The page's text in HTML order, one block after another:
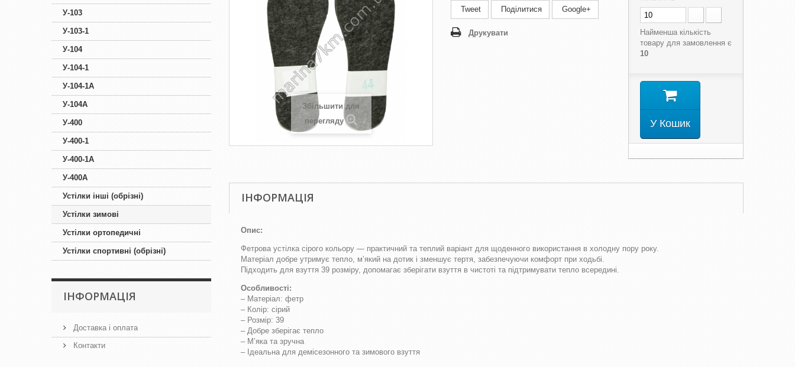
У-103
У-103-1
У-104
У-104-1
У-104-1А
У-104А
У-400
У-400-1
У-400-1А
У-400А
Устілки інші (обрізні)
Устілки зимові
Устілки ортопедичні
Устілки спортивні (обрізні)
IНФОРМАЦІЯ
Доставка і оплата
Контакти
Збільшити для
перегляду
Tweet Поділитися Google+
Друкувати
Найменша кількість
товару для замовлення є
10
У Кошик
ІНФОРМАЦІЯ
Опис:
Фетрова устілка сірого кольору — практичний та теплий варіант для щоденного використання в холодну пору року.
Матеріал добре утримує тепло, м’який на дотик і зменшує тертя, забезпечуючи комфорт при ходьбі.
Підходить для взуття 39 розміру, допомагає зберігати взуття в чистоті та підтримувати тепло всередині.
Особливості:
– Матеріал: фетр
– Колір: сірий
– Розмір: 39
– Добре зберігає тепло
– М’яка та зручна
– Ідеальна для демісезонного та зимового взуття